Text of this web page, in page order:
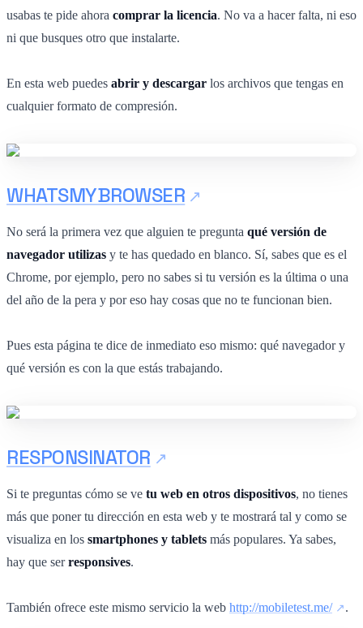
usabas te pide ahora comprar la licencia. No va a hacer falta, ni eso
ni que busques otro que instalarte.
En esta web puedes abrir y descargar los archivos que tengas en
cualquier formato de compresión.
WHATSMYBROWSER
No será la primera vez que alguien te pregunta qué versión de
navegador utilizas y te has quedado en blanco. Sí, sabes que es el
Chrome, por ejemplo, pero no sabes si tu versión es la última o una
del año de la pera y por eso hay cosas que no te funcionan bien.
Pues esta página te dice de inmediato eso mismo: qué navegador y
qué versión es con la que estás trabajando.
RESPONSINATOR
Si te preguntas cómo se ve tu web en otros dispositivos, no tienes
más que poner tu dirección en esta web y te mostrará tal y como se
visualiza en los smartphones y tablets más populares. Ya sabes,
hay que serresponsives.
También ofrece este mismo servicio la web http://mobiletest.me/ .